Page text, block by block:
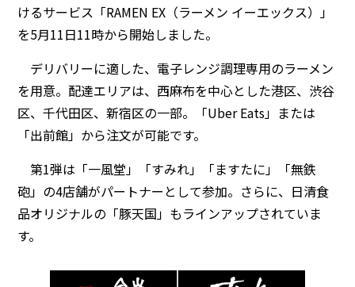
けるサービス「RAMEN EX（ラーメン イーエックス）」
を5月11日11時から開始しました。
デリバリーに適した、電子レンジ調理専用のラーメン
を用意。配達エリアは、西麻布を中心とした港区、渋谷
区、千代田区、新宿区の一部。「Uber Eats」または
「出前館」から注文が可能です。
第1弾は「一風堂」「すみれ」「ますたに」「無鉄
砲」の4店舗がパートナーとして参加。さらに、日清食
品オリジナルの「豚天国」もラインアップされていま
す。